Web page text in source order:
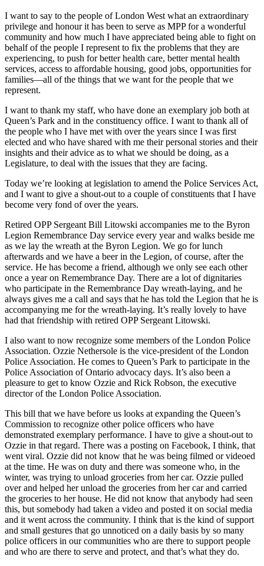
I want to say to the people of London West what an extraordinary
privilege and honour it has been to serve as MPP for a wonderful
community and how much I have appreciated being able to fight on
behalf of the people I represent to fix the problems that they are
experiencing, to push for better health care, better mental health
services, access to affordable housing, good jobs, opportunities for
families—all of the things that we want for the people that we
represent.
I want to thank my staff, who have done an exemplary job both at
Queen’s Park and in the constituency office. I want to thank all of
the people who I have met with over the years since I was first
elected and who have shared with me their personal stories and their
insights and their advice as to what we should be doing, as a
Legislature, to deal with the issues that they are facing.
Today we’re looking at legislation to amend the Police Services Act,
and I want to give a shout-out to a couple of constituents that I have
become very fond of over the years.
Retired OPP Sergeant Bill Litowski accompanies me to the Byron
Legion Remembrance Day service every year and walks beside me
as we lay the wreath at the Byron Legion. We go for lunch
afterwards and we have a beer in the Legion, of course, after the
service. He has become a friend, although we only see each other
once a year on Remembrance Day. There are a lot of dignitaries
who participate in the Remembrance Day wreath-laying, and he
always gives me a call and says that he has told the Legion that he is
accompanying me for the wreath-laying. It’s really lovely to have
had that friendship with retired OPP Sergeant Litowski.
I also want to now recognize some members of the London Police
Association. Ozzie Nethersole is the vice-president of the London
Police Association. He comes to Queen’s Park to participate in the
Police Association of Ontario advocacy days. It’s also been a
pleasure to get to know Ozzie and Rick Robson, the executive
director of the London Police Association.
This bill that we have before us looks at expanding the Queen’s
Commission to recognize other police officers who have
demonstrated exemplary performance. I have to give a shout-out to
Ozzie in that regard. There was a posting on Facebook, I think, that
went viral. Ozzie did not know that he was being filmed or videoed
at the time. He was on duty and there was someone who, in the
winter, was trying to unload groceries from her car. Ozzie pulled
over and helped her unload the groceries from her car and carried
the groceries to her house. He did not know that anybody had seen
this, but somebody had taken a video and posted it on social media
and it went across the community. I think that is the kind of support
and small gestures that go unnoticed on a daily basis by so many
police officers in our communities who are there to support people
and who are there to serve and protect, and that’s what they do.